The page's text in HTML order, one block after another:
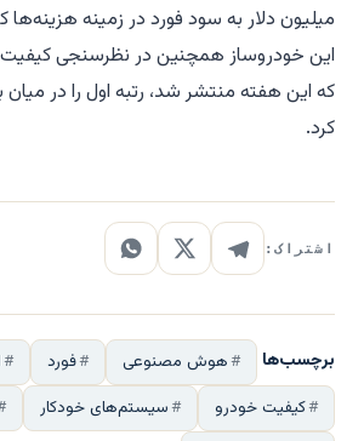
میلیون دلار به سود فورد در زمینه
که این هفته منتشر شد، رتبه اول را در
کرد.
اشتراک:
برچسب‌ها هوش مصنوعی فورد
کیفیت خودرو
سیستم‌های خودکار